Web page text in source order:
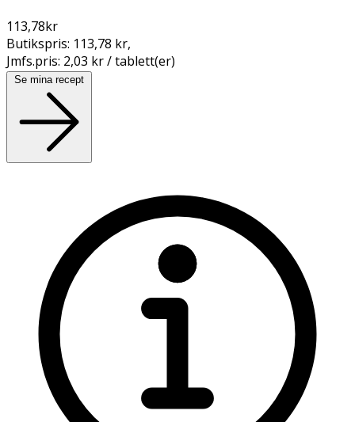
113,78kr
Butikspris: 113,78 kr,
Jmfs.pris: 2,03 kr / tablett(er)
Se mina recept